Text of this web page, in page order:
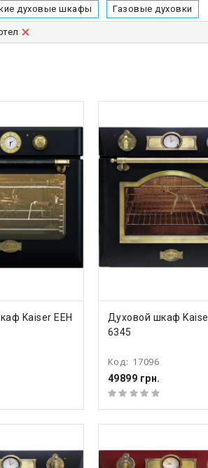
духовые шкафы Газовые духовки
Kaiser EEH
КУПИТЬ
Духовой шкаф
6345
Код: 17096
49899 грн.